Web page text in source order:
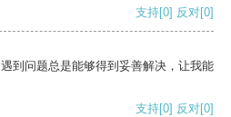
支持[0] 反对[0]
到问题总是能够得到妥善解决，让我能
支持[0] 反对[0]